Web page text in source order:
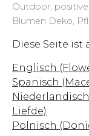
Outdoor,
Blumen Deko,
Diese Seite ist
Englisch
Spanisch
Liefde)
Polnisch